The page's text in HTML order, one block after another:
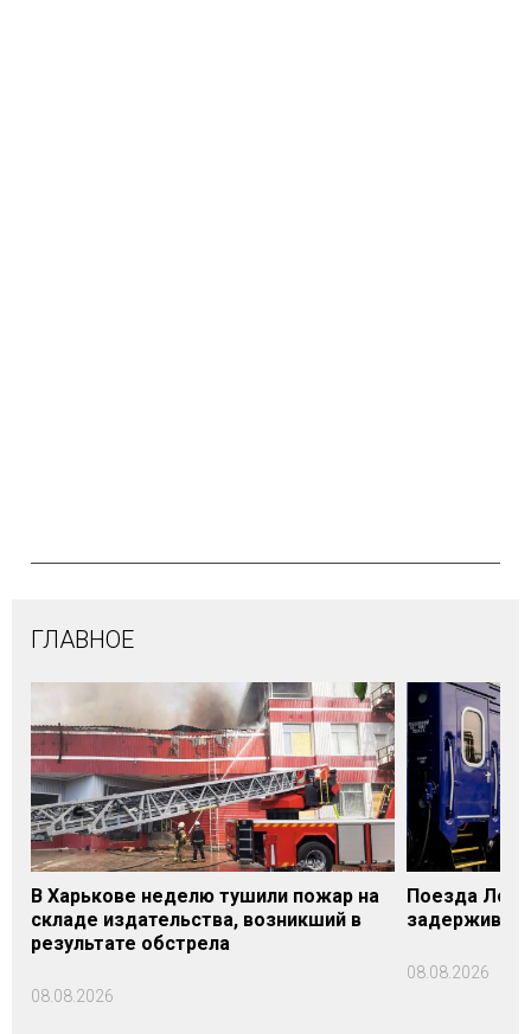
ГЛАВНОЕ
В Харькове неделю тушили пожар на
складе издательства, возникший в
результате обстрела
08.08.2026
Поезда
08.08.2026